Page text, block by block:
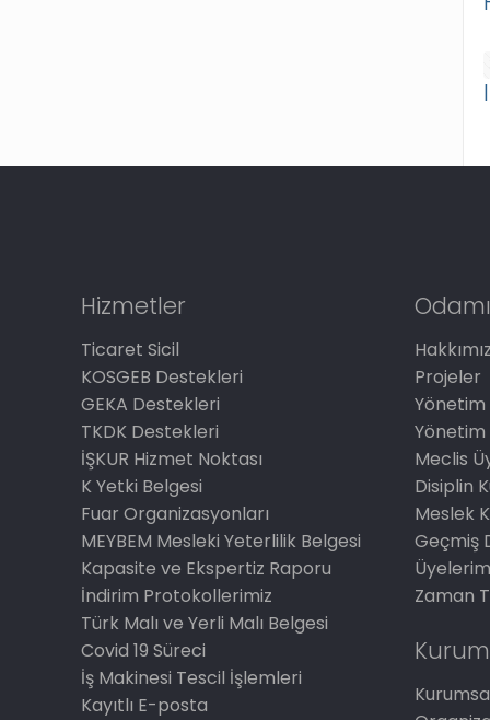
Hizmetler
Ticaret Sicil
KOSGEB Destekleri
GEKA Destekleri
TKDK Destekleri
İŞKUR Hizmet Noktası
K Yetki Belgesi
Fuar Organizasyonları
MEYBEM Mesleki Yeterlilik Belgesi
Kapasite ve Ekspertiz Raporu
İndirim Protokollerimiz
Türk Malı ve Yerli Malı Belgesi
Covid 19 Süreci
İş Makinesi Tescil İşlemleri
Kayıtlı E-posta
Projeler
Yönetim
Yönetim
Meclis
Disiplin
Meslek
Geçmiş
Zaman